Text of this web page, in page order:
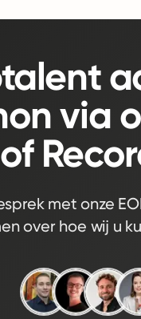
via
of
met onze
over hoe wij u